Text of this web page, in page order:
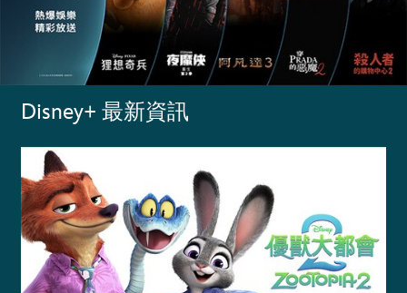
Disney+ 最新資訊